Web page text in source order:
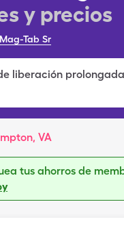
y precios
Mag-Tab Sr
liberación prolongada
VA
tus ahorros de